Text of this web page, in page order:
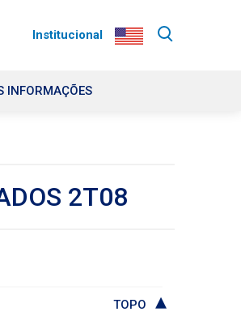
Institucional
INFORMAÇÕES
2T08
TOPO